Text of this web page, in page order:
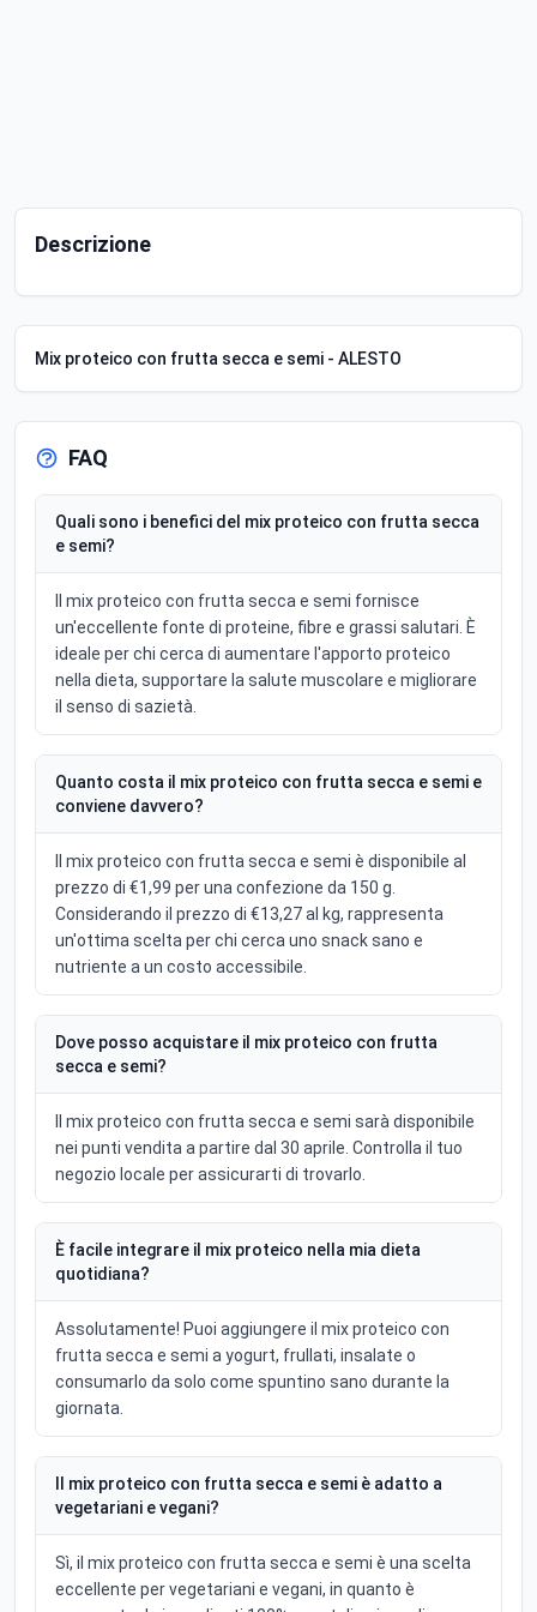
Descrizione
Mix proteico con frutta secca e semi - ALESTO
FAQ
Quali sono i benefici del mix proteico con frutta secca
e semi?
Il mix proteico con frutta secca e semi fornisce
un'eccellente fonte di proteine, fibre e grassi salutari. È
ideale per chi cerca di aumentare l'apporto proteico
nella dieta, supportare la salute muscolare e migliorare
il senso di sazietà.
Quanto costa il mix proteico con frutta secca e semi e
conviene davvero?
Il mix proteico con frutta secca e semi è disponibile al
prezzo di €1,99 per una confezione da 150 g.
Considerando il prezzo di €13,27 al kg, rappresenta
un'ottima scelta per chi cerca uno snack sano e
nutriente a un costo accessibile.
Dove posso acquistare il mix proteico con frutta
secca e semi?
Il mix proteico con frutta secca e semi sarà disponibile
nei punti vendita a partire dal 30 aprile. Controlla il tuo
negozio locale per assicurarti di trovarlo.
È facile integrare il mix proteico nella mia dieta
quotidiana?
Assolutamente! Puoi aggiungere il mix proteico con
frutta secca e semi a yogurt, frullati, insalate o
consumarlo da solo come spuntino sano durante la
giornata.
Il mix proteico con frutta secca e semi è adatto a
vegetariani e vegani?
Sì, il mix proteico con frutta secca e semi è una scelta
eccellente per vegetariani e vegani, in quanto è